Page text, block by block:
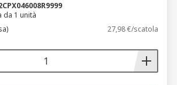
da 1 unità
27,98 €/scatola